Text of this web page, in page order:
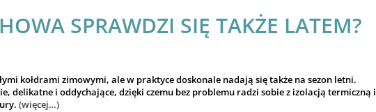
SPRAWDZI SIĘ TAKŻE LATEM?
kołdrami zimowymi, ale w praktyce doskonale nadają się także na sezon letni.
delikatne i oddychające, dzięki czemu bez problemu radzi sobie z izolacją termiczną i
(więcej…)